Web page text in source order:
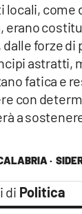
·
di Politica
locali, come
erano
dalle forze
astratti,
fatica e
con
a